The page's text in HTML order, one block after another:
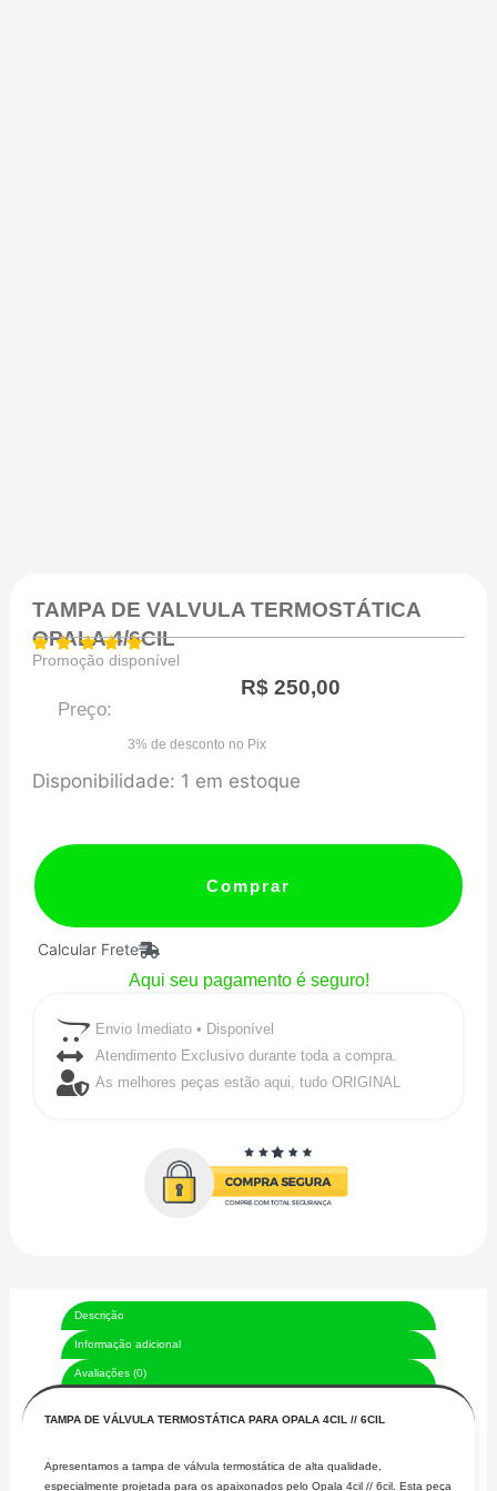
TAMPA DE VALVULA TERMOSTÁTICA
OPALA 4/6CIL
Promoção disponível
Preço:
R$250,00
3% de desconto no Pix
Disponibilidade: 1 em estoque
TAMPA
VALVULA
TERMOSTÁTICA
OPALA
4/6CIL
quantidade
Comprar
Calcular Frete
Aqui seu pagamento é seguro!
Envio Imediato • Disponível
Atendimento Exclusivo durante toda a compra.
As melhores peças estão aqui, tudo ORIGINAL
Descrição
Informação adicional
Avaliações (0)
TAMPA DE VÁLVULA TERMOSTÁTICA PARA OPALA 4CIL // 6CIL
Apresentamos a tampa de válvula termostática de alta qualidade,
especialmente projetada para os apaixonados pelo Opala 4cil // 6cil. Esta peça